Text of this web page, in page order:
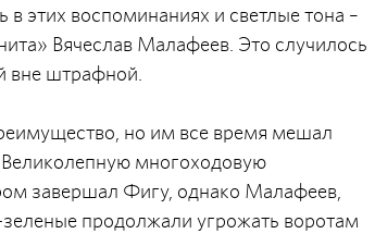
этих воспоминаниях и светлые тона –
Вячеслав Малафеев. Это случилось
вне штрафной.
но им все время мешал
многоходовую
завершал Фигу, однако Малафеев,
продолжали угрожать воротам